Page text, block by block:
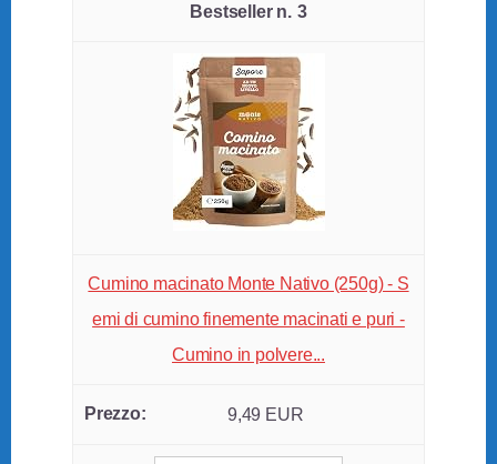
3
Cumino macinato Monte Nativo (250g) - S
emi di cumino finemente macinati e puri -
Cumino in polvere...
9,49 EUR